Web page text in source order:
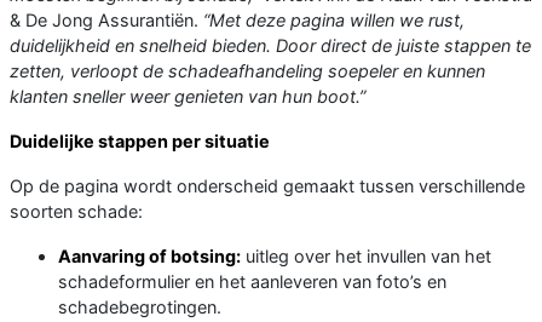
& De Jong Assurantiën. “Met deze pagina willen we rust,
duidelijkheid en snelheid bieden. Door direct de juiste stappen te
zetten, verloopt de schadeafhandeling soepeler en kunnen
klanten sneller weer genieten van hun boot.”
Duidelijke stappen per situatie
Op de pagina wordt onderscheid gemaakt tussen verschillende
soorten schade:
Aanvaring of botsing: uitleg over het invullen van het
schadeformulier en het aanleveren van foto’s en
schadebegrotingen.